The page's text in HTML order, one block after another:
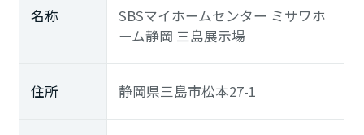
名称
SBSマイホームセンター ミサワホ
ーム静岡 三島展示場
住所 静岡県三島市松本27-1